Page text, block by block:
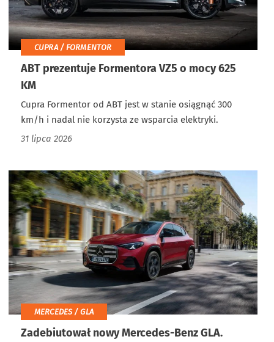
CUPRA / FORMENTOR
ABT prezentuje Formentora VZ5 o mocy 625
KM
Cupra Formentor od ABT jest w stanie osiągnąć 300
km/h i nadal nie korzysta ze wsparcia elektryki.
31 lipca 2026
MERCEDES / GLA
Zadebiutował nowy Mercedes-Benz GLA.